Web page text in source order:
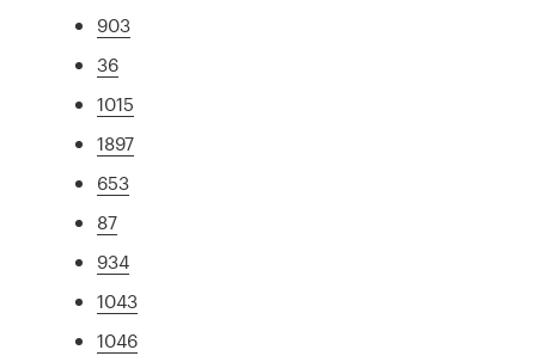
903
36
1015
1897
653
87
934
1043
1046